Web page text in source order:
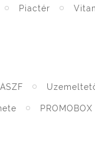
Piactér
ÁSZF
PROMOBOX